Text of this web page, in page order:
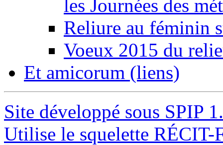
les Journées des
Reliure au féminin
Voeux 2015 du
Et amicorum (liens)
Site développé sous SPIP
Utilise le squelette RÉCIT-